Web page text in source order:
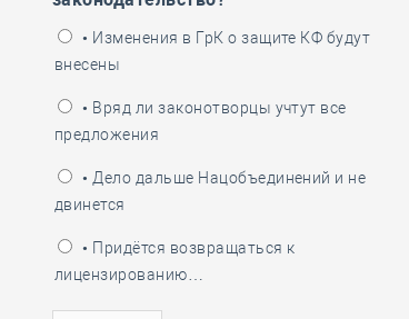
• Изменения в ГрК о защите КФ будут
внесены
• Вряд ли законотворцы учтут все
предложения
• Дело дальше Нацобъединений и не
двинется
• Придётся возвращаться к
лицензированию…